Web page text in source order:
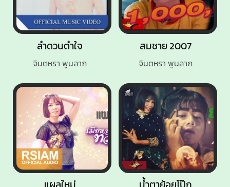
ลำดวนตำใจ
จินตหรา พูนลาภ
สมชาย 2007
จินตหรา พูนลาภ